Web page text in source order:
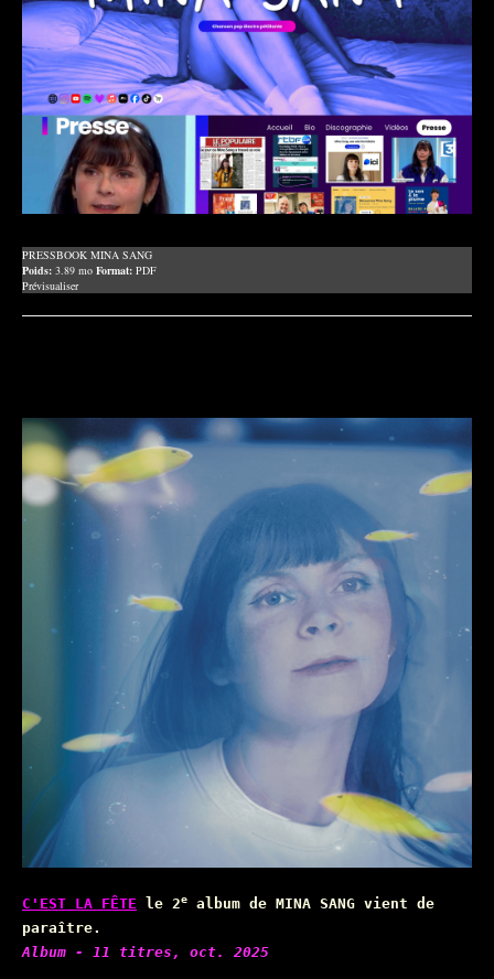
PRESSBOOK MINA SANG
Poids: 3.89 mo Format: PDF
Prévisualiser
C'EST LA FÊTE le 2e
album de MINA SANG vient de
paraître.
Album - 11 titres, oct. 2025